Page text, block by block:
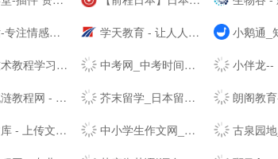
情感语录精选 学天教育 - 让人人享有优质教育 小鹅通_知识产品与用
习基地 - 吾爱漏洞 中考网_中考时间_中考分数线_中考成绩查询 小伴龙--
术网 - 技术资源网 - 分享技术教程QQ资源网 芥末留学_日本留学_韩国留学_英澳留学_值得信赖的在线留学申请平台 朗阁教育---专注雅思培训、新托福、
传文档分享的网站 中小学生作文网_中考高考满分作文_初中作文_高中优秀作文大全 古泉园地_古钱币_